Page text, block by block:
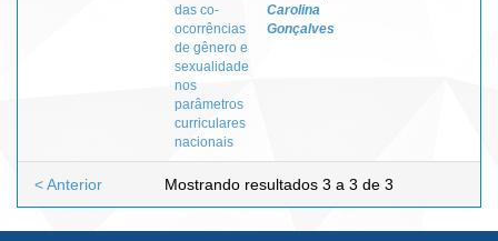
das co-
ocorrências
de gênero e
sexualidade
nos
parâmetros
curriculares
nacionais
Carolina
Gonçalves
Mostrando resultados 3 a 3 de 3
< Anterior